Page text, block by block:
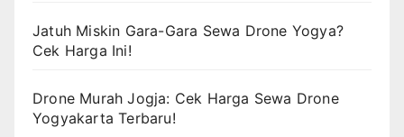
Jatuh Miskin Gara-Gara Sewa Drone Yogya?
Cek Harga Ini!
Drone Murah Jogja: Cek Harga Sewa Drone
Yogyakarta Terbaru!